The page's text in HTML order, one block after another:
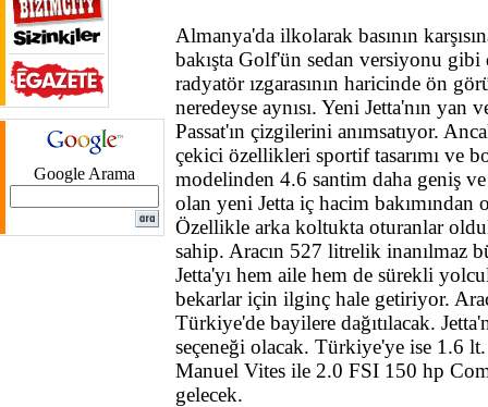
Google Arama
Almanya'da ilkolarak basının
bakışta Golf'ün sedan versiyonu
radyatör ızgarasının haricinde ön
neredeyse aynısı. Yeni Jetta'nın yan
Passat'ın çizgilerini anımsatıyor.
çekici özellikleri sportif tasarımı ve
modelinden 4.6 santim daha geniş
olan yeni Jetta iç hacim bakımından
Özellikle arka koltukta oturanlar
sahip. Aracın 527 litrelik inanılmaz
Jetta'yı hem aile hem de sürekli
bekarlar için ilginç hale getiriyor.
Türkiye'de bayilere dağıtılacak.
seçeneği olacak. Türkiye'ye ise 1.6
Manuel Vites ile 2.0 FSI 150 hp
gelecek.